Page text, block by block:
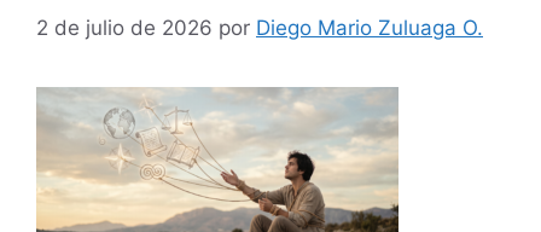
2 de julio de 2026 por Diego Mario Zuluaga O.